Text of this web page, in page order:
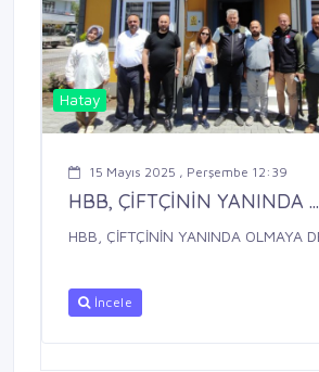
Hatay
15 Mayıs 2025 , Perşembe 12:39
HBB, ÇİFTÇİNİN YANINDA ...
HBB, ÇİFTÇİNİN YANINDA OLMAYA
İncele